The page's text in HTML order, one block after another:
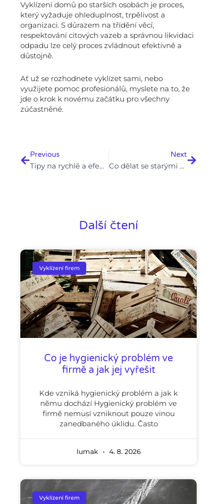
Vyklízení domů po starších osobách je proces,
který vyžaduje ohleduplnost, trpělivost a
organizaci. S důrazem na třídění věcí,
respektování citových vazeb a správnou likvidaci
odpadu lze celý proces zvládnout efektivně a
důstojně.
Ať už se rozhodnete vyklízet sami, nebo
využijete pomoc profesionálů, myslete na to, že
jde o krok k novému začátku pro všechny
zúčastněné.
Previous
Tipy na rychlé a efektivní vyklízení menších bytů
Next
Co dělat se starými spotřebiči během vyklízení
Další čtení
Vyklízení firem
Co je hygienický problém ve
firmě a jak jej vyřešit
Kde vzniká hygienický problém a jak k
němu dochází Hygienický problém ve
firmě nemusí vzniknout pouze vinou
zanedbaného úklidu. Často
lumak 4. 8. 2026
Vyklízení firem